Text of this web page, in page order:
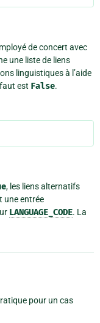
de concert avec
une liste de liens
linguistiques à l’aide
est False.
, les liens alternatifs
une entrée
LANGUAGE_CODE. La
pour un cas